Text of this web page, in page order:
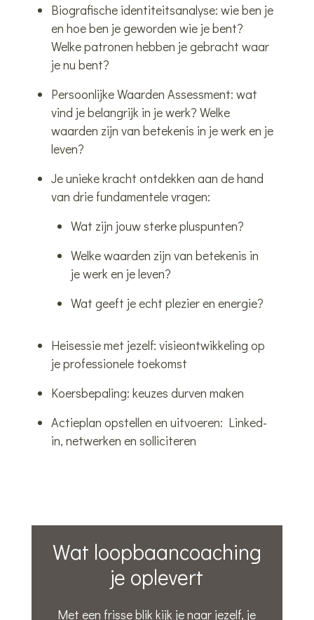
Biografische identiteitsanalyse: wie ben je
en hoe ben je geworden wie je bent?
Welke patronen hebben je gebracht waar
je nu bent?
Persoonlijke Waarden Assessment: wat
vind je belangrijk in je werk? Welke
waarden zijn van betekenis in je werk en je
leven?
Je unieke kracht ontdekken aan de hand
van drie fundamentele vragen:
Wat zijn jouw sterke pluspunten?
Welke waarden zijn van betekenis in
je werk en je leven?
Wat geeft je echt plezier en energie?
Heisessie met jezelf: visieontwikkeling op
je professionele toekomst
Koersbepaling: keuzes durven maken
Actieplan opstellen en uitvoeren: Linked-
in, netwerken en solliciteren
Wat loopbaancoaching
je oplevert
Met een frisse blik kijk je naar jezelf, je